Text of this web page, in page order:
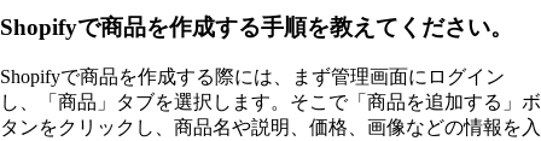
Shopifyで商品を作成する手順を教えてください。
Shopifyで商品を作成する際には、まず管理画面にログイン
し、「商品」タブを選択します。そこで「商品を追加する」ボ
タンをクリックし、商品名や説明、価格、画像などの情報を入